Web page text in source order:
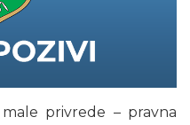
privrede – pravna